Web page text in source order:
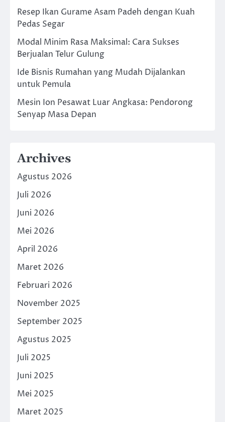
Resep Ikan Gurame Asam Padeh dengan Kuah
Pedas Segar
Modal Minim Rasa Maksimal: Cara Sukses
Berjualan Telur Gulung
Ide Bisnis Rumahan yang Mudah Dijalankan
untuk Pemula
Mesin Ion Pesawat Luar Angkasa: Pendorong
Senyap Masa Depan
Archives
Agustus 2026
Juli 2026
Juni 2026
Mei 2026
April 2026
Maret 2026
Februari 2026
November 2025
September 2025
Agustus 2025
Juli 2025
Juni 2025
Mei 2025
Maret 2025